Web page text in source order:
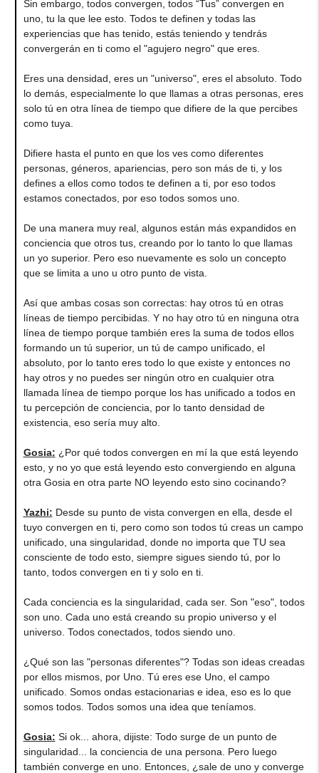
Sin embargo, todos convergen, todos “Tus” convergen en
uno, tu la que lee esto. Todos te definen y todas las
experiencias que has tenido, estás teniendo y tendrás
convergerán en ti como el "agujero negro" que eres.
Eres una densidad, eres un "universo", eres el absoluto. Todo
lo demás, especialmente lo que llamas a otras personas, eres
solo tú en otra línea de tiempo que difiere de la que percibes
como tuya.
Difiere hasta el punto en que los ves como diferentes
personas, géneros, apariencias, pero son más de ti, y los
defines a ellos como todos te definen a ti, por eso todos
estamos conectados, por eso todos somos uno.
De una manera muy real, algunos están más expandidos en
conciencia que otros tus, creando por lo tanto lo que llamas
un yo superior. Pero eso nuevamente es solo un concepto
que se limita a uno u otro punto de vista.
Así que ambas cosas son correctas: hay otros tú en otras
líneas de tiempo percibidas. Y no hay otro tú en ninguna otra
línea de tiempo porque también eres la suma de todos ellos
formando un tú superior, un tú de campo unificado, el
absoluto, por lo tanto eres todo lo que existe y entonces no
hay otros y no puedes ser ningún otro en cualquier otra
llamada línea de tiempo porque los has unificado a todos en
tu percepción de conciencia, por lo tanto densidad de
existencia, eso sería muy alto.
Gosia: ¿Por qué todos convergen en mí la que está leyendo
esto, y no yo que está leyendo esto convergiendo en alguna
otra Gosia en otra parte NO leyendo esto sino cocinando?
Yazhi: Desde su punto de vista convergen en ella, desde el
tuyo convergen en ti, pero como son todos tú creas un campo
unificado, una singularidad, donde no importa que TU sea
consciente de todo esto, siempre sigues siendo tú, por lo
tanto, todos convergen en ti y solo en ti.
Cada conciencia es la singularidad, cada ser. Son "eso", todos
son uno. Cada uno está creando su propio universo y el
universo. Todos conectados, todos siendo uno.
¿Qué son las "personas diferentes"? Todas son ideas creadas
por ellos mismos, por Uno. Tú eres ese Uno, el campo
unificado. Somos ondas estacionarias e idea, eso es lo que
somos todos. Todos somos una idea que teníamos.
Gosia: Si ok... ahora, dijiste: Todo surge de un punto de
singularidad... la conciencia de una persona. Pero luego
también converge en uno. Entonces, ¿sale de uno y converge